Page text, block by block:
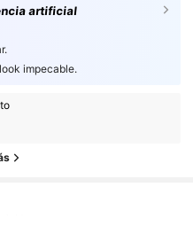
artificial
impecable.